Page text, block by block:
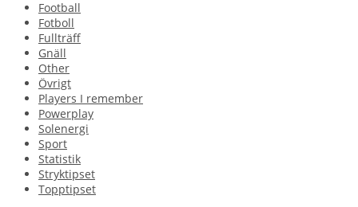
Football
Fotboll
Fullträff
Gnäll
Other
Övrigt
Players I remember
Powerplay
Solenergi
Sport
Statistik
Stryktipset
Topptipset